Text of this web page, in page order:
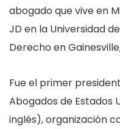
abogado que vive en
JD en la Universidad
Derecho en
Fue el primer
Abogados de Estados
inglés), organización